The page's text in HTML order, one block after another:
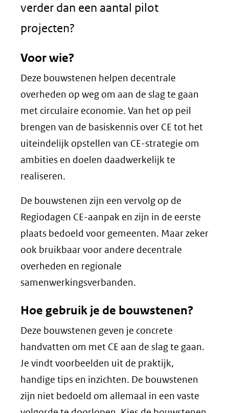
verder dan een aantal pilot
projecten?
Voor wie?
Deze bouwstenen helpen decentrale
overheden op weg om aan de slag te gaan
met circulaire economie. Van het op peil
brengen van de basiskennis over CE tot het
uiteindelijk opstellen van CE-strategie om
ambities en doelen daadwerkelijk te
realiseren.
De bouwstenen zijn een vervolg op de
Regiodagen CE-aanpak en zijn in de eerste
plaats bedoeld voor gemeenten. Maar zeker
ook bruikbaar voor andere decentrale
overheden en regionale
samenwerkingsverbanden.
Hoe gebruik je de bouwstenen?
Deze bouwstenen geven je concrete
handvatten om met CE aan de slag te gaan.
Je vindt voorbeelden uit de praktijk,
handige tips en inzichten. De bouwstenen
zijn niet bedoeld om allemaal in een vaste